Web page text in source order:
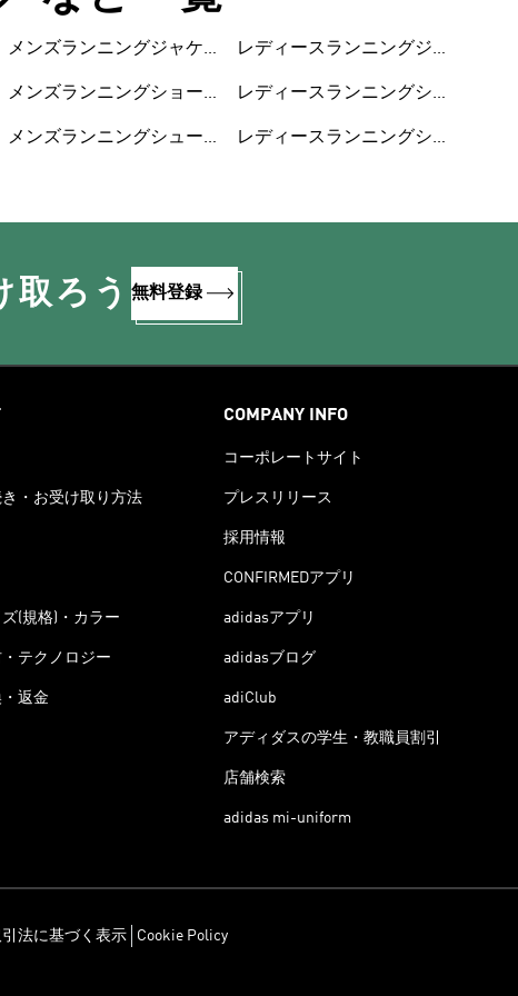
メンズランニングジャケ
メンズランニングショー
メンズランニングシュー
レディースランニングジ
レディースランニングシ
レディースランニングシ
取ろう 無料登録
・お受け取り方法
(規格)・カラー
テクノロジー
返金
COMPANY INFO
コーポレートサイト
プレスリリース
採用情報
CONFIRMEDアプリ
adidasアプリ
adidasブログ
adiClub
アディダスの学生・教職員割引
店舗検索
adidas mi-uniform
法に基づく表示 Cookie Policy